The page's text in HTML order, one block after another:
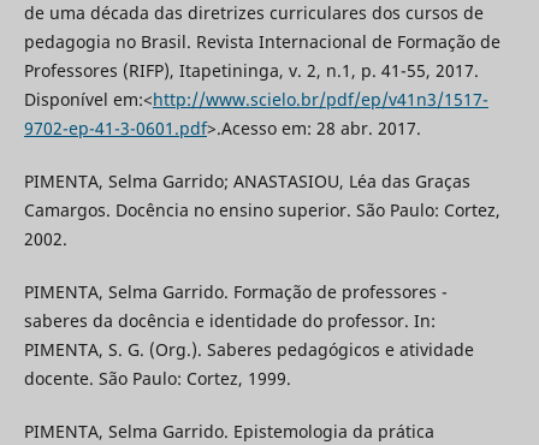
de uma década das diretrizes curriculares dos cursos de
pedagogia no Brasil. Revista Internacional de Formação de
Professores (RIFP), Itapetininga, v. 2, n.1, p. 41-55, 2017.
Disponível em:<http://www.scielo.br/pdf/ep/v41n3/1517-
9702-ep-41-3-0601.pdf>.Acesso em: 28 abr. 2017.
PIMENTA, Selma Garrido; ANASTASIOU, Léa das Graças
Camargos. Docência no ensino superior. São Paulo: Cortez,
2002.
PIMENTA, Selma Garrido. Formação de professores -
saberes da docência e identidade do professor. In:
PIMENTA, S. G. (Org.). Saberes pedagógicos e atividade
docente. São Paulo: Cortez, 1999.
PIMENTA, Selma Garrido. Epistemologia da prática